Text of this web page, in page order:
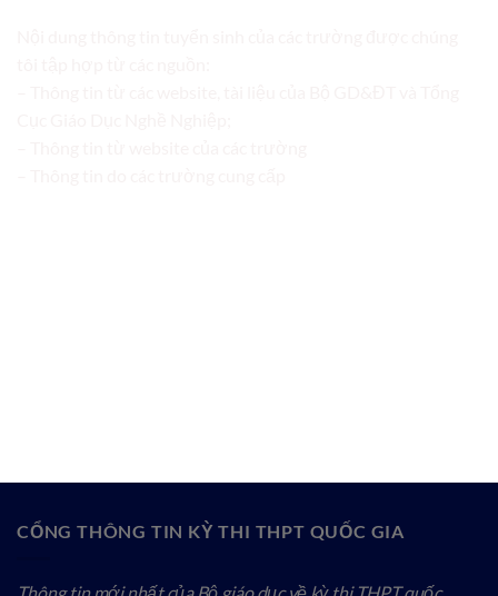
CỔNG THÔNG TIN KỲ THI THPT QUỐC GIA
Thông tin mới nhất của Bộ giáo dục về kỳ thi THPT quốc